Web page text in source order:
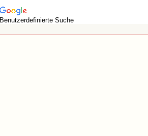
Benutzerdefinierte Suche